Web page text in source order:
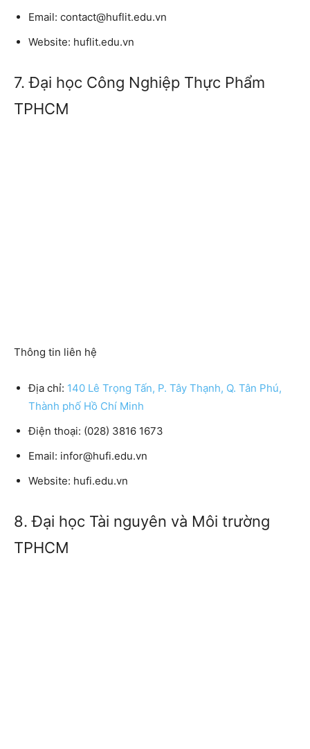
Email: contact@huflit.edu.vn
Website: huflit.edu.vn
7. Đại học Công Nghiệp Thực Phẩm
TPHCM
Thông tin liên hệ
Địa chỉ: 140 Lê Trọng Tấn, P. Tây Thạnh, Q. Tân Phú,
Thành phố Hồ Chí Minh
Điện thoại: (028) 3816 1673
Email: infor@hufi.edu.vn
Website: hufi.edu.vn
8. Đại học Tài nguyên và Môi trường
TPHCM